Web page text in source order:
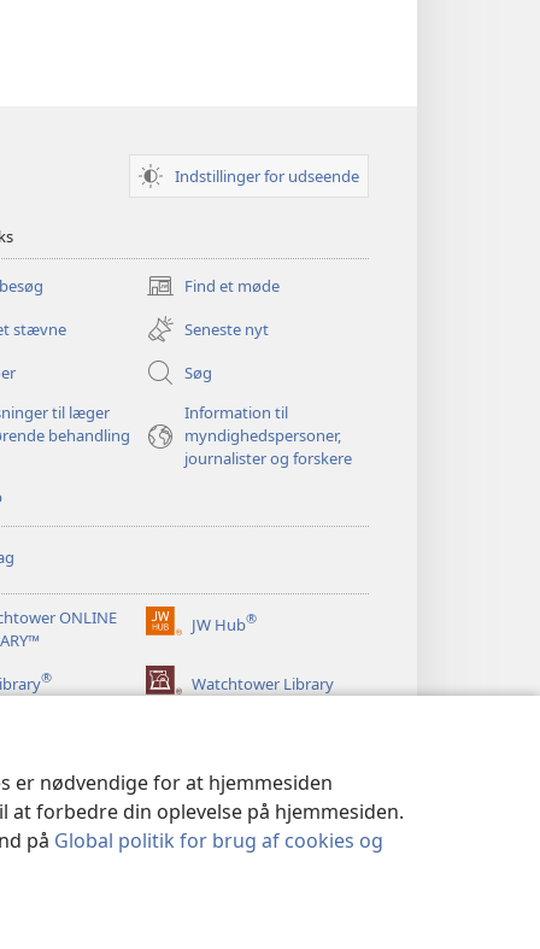
er nødvendige for at hjemmesiden
at forbedre din oplevelse på hjemmesiden.
på Global politik for brug af cookies og
Indstillinger for udseende
Find et møde
(åbner
nyt
vindue)
stævne
Seneste nyt
Søg
til læger
behandling
Information til
myndighedspersoner,
journalister og forskere
ONLINE
JW Hub®
(åbner
vindue)
® Watchtower Library